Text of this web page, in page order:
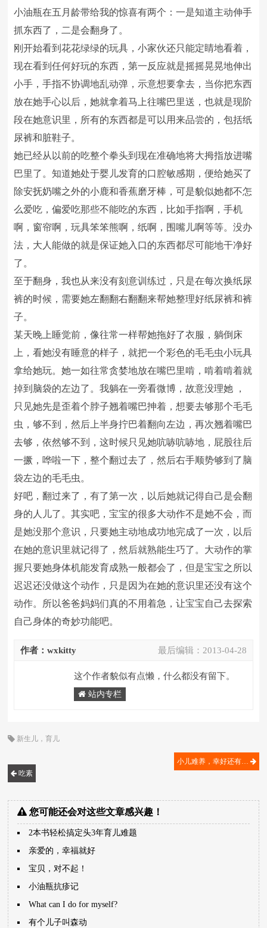
小油瓶在五月龄带给我的惊喜有两个：一是知道主动伸手
抓东西了，二是会翻身了。
刚开始看到花花绿绿的玩具，小家伙还只能定睛地看着，
现在看到任何好玩的东西，第一反应就是摇摇晃晃地伸出
小手，手指不协调地乱动弹，示意想要拿去，当你把东西
放在她手心以后，她就拿着马上往嘴巴里送，也就是现阶
段在她意识里，所有的东西都是可以用来品尝的，包括纸
尿裤和脏鞋子。
她已经从以前的吃整个拳头到现在准确地将大拇指放进嘴
巴里了。知道她处于婴儿发育的口腔敏感期，便给她买了
除安抚奶嘴之外的小鹿和香蕉磨牙棒，可是貌似她都不怎
么爱吃，偏爱吃那些不能吃的东西，比如手指啊，手机
啊，窗帘啊，玩具笨笨熊啊，纸啊，围嘴儿啊等等。没办
法，大人能做的就是保证她入口的东西都尽可能地干净好
了。
至于翻身，我也从来没有刻意训练过，只是在每次换纸尿
裤的时候，需要她左翻翻右翻翻来帮她整理好纸尿裤和裤
子。
某天晚上睡觉前，像往常一样帮她拖好了衣服，躺倒床
上，看她没有睡意的样子，就把一个彩色的毛毛虫小玩具
拿给她玩。她一如往常贪婪地放在嘴巴里啃，啃着啃着就
掉到脑袋的左边了。我躺在一旁看微博，故意没理她 ，
只见她先是歪着个脖子翘着嘴巴抻着，想要去够那个毛毛
虫，够不到，然后上半身拧巴着翻向左边，再次翘着嘴巴
去够，依然够不到，这时候只见她吭哧吭哧地，屁股往后
一撅，哗啦一下，整个翻过去了，然后右手顺势够到了脑
袋左边的毛毛虫。
好吧，翻过来了，有了第一次，以后她就记得自己是会翻
身的人儿了。其实吧，宝宝的很多大动作不是她不会，而
是她没那个意识，只要她主动地成功地完成了一次，以后
在她的意识里就记得了，然后就熟能生巧了。大动作的掌
握只要她身体机能发育成熟一般都会了，但是宝宝之所以
迟迟还没做这个动作，只是因为在她的意识里还没有这个
动作。所以爸爸妈妈们真的不用着急，让宝宝自己去探索
自己身体的奇妙功能吧。
最后编辑： 2013-04-28
作者：wxkitty
这个作者貌似有点懒，什么都没有留下。
站内专栏
新生儿 ，育儿
吃素
小儿难养，幸好还有…
您可能还会对这些文章感兴趣！
2本书轻松搞定头3年育儿难题
亲爱的，幸福就好
宝贝，对不起！
小油瓶抗疹记
What can I do for myself?
有个儿子叫森动